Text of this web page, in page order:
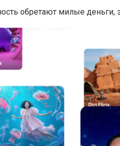
обретают милые